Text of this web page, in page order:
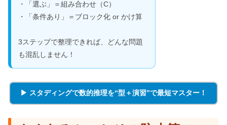
・「選ぶ」＝組み合わせ（C）
・「条件あり」＝ブロック化 or かけ算
3ステップで整理できれば、どんな問題
も混乱しません！
▶ スタディングで数的推理を“型＋演習”で最短マスター！